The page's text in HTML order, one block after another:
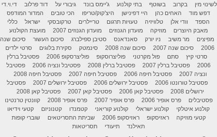
לשינוי מין
בקרוב בשוטף בתי קולנוע ג'יימס בונד גיבורי על דוד פרלוב
די.וי.די
דפש מוד
האחים כהן היי דפינישן היצ'קוק/טריפו הכי טובים
המדור המודפס
הספד
וודי אלן טלוויזיה טעויות תרגום טריילרים טרקובסקי ישראל
כללי
מאבק היוצרים
מוזיקה מועדון הגנוזים מועדון הגנוזים 2007
מועצת הקולנוע
מפיצים
מר משיב ניו יורק סאנדאנס סטיבן ספילברג סיכום העשור
סיכום שנה
2006
סיכום שנה 2007 סיכום שנה 2008 סינמטק סקירת בלוגים
סרטי ילדים
סרטי קיץ
סתם פול מקרטני פוליצרוסקופ פוליצרסקופ 2006
פסטיבל ברלין
2006
פסטיבל ברלין 2007 פסטיבל ברלין 2008 פסטיבל ונציה 2006
פסטיבל
ונציה 2007
פסטיבל חיפה 2006 פסטיבל חיפה 2007
פסטיבל חיפה 2008
פסטיבל טורונטו 2006
פסטיבל ירושלים 2006 פסטיבל ירושלים 2007
פסטיבל
ירושלים 2008
פסטיבל קאן 2006 פסטיבל קאן 2007
פסטיבל קאן 2008
פסטיבלים
פרס אופיר 2006 פרס אופיר 2007 פרס אופיר 2008
קוונטין טרנטינו
קולנוע איטלקי
קולנוע ישראלי קולנוע קוריאני קטמנדו קטנוניזם
קטעי וידיאו
קטעי מוזיקה
ראזיסקופ ראזיסקופ 2006 שביתת התסריטאים
שוברי קופות
תאילנד
תיעודי תסריטאות